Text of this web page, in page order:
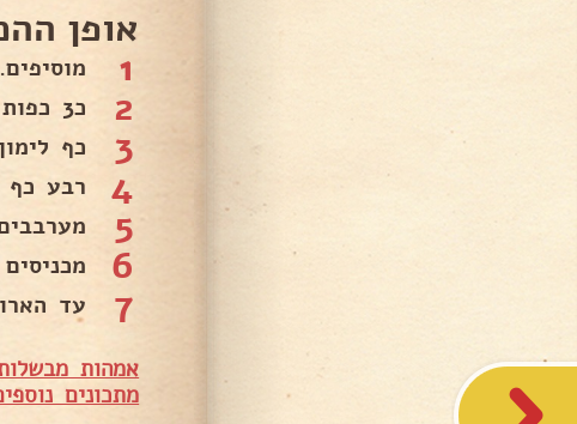
אופן
1 מוסיפים.
2 כ3 כפות מיונז.
3 כף
4 רבע כף
5
6
7 עד
אמהות
מתכונים